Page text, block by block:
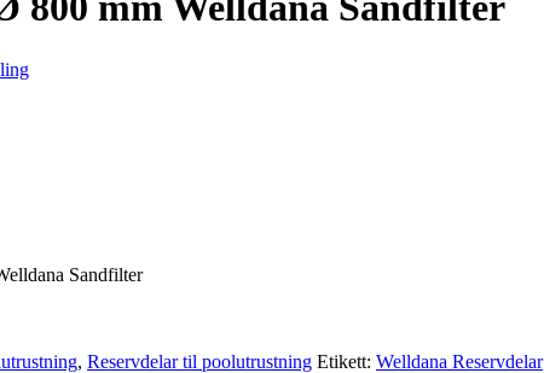
Sandfilter
, Reservdelar til poolutrustning Etikett: Welldana Reservdelar